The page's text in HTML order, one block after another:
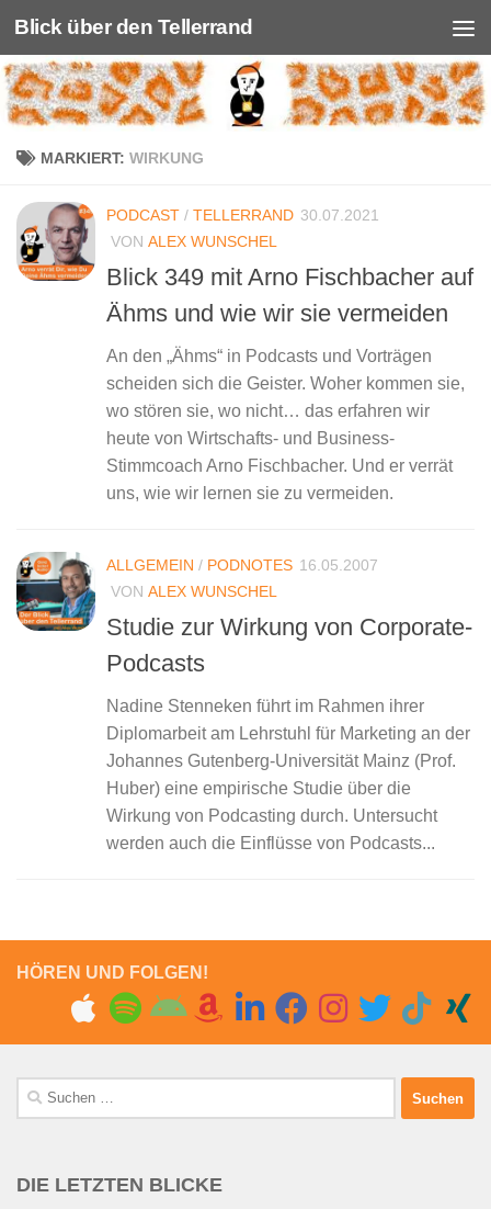
Unter dem Inhalt
Blick über den Tellerrand
MARKIERT: WIRKUNG
PODCAST / TELLERRAND 30.07.2021
VON ALEX WUNSCHEL
Blick 349 mit Arno Fischbacher auf
Ähms und wie wir sie vermeiden
An den „Ähms“ in Podcasts und Vorträgen
scheiden sich die Geister. Woher kommen sie,
wo stören sie, wo nicht… das erfahren wir
heute von Wirtschafts- und Business-
Stimmcoach Arno Fischbacher. Und er verrät
uns, wie wir lernen sie zu vermeiden.
ALLGEMEIN / PODNOTES 16.05.2007
VON ALEX WUNSCHEL
Studie zur Wirkung von Corporate-
Podcasts
Nadine Stenneken führt im Rahmen ihrer
Diplomarbeit am Lehrstuhl für Marketing an der
Johannes Gutenberg-Universität Mainz (Prof.
Huber) eine empirische Studie über die
Wirkung von Podcasting durch. Untersucht
werden auch die Einflüsse von Podcasts...
HÖREN UND FOLGEN!
Suchen
nach:
DIE LETZTEN BLICKE